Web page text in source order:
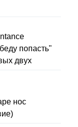
попасть"
двух
нос